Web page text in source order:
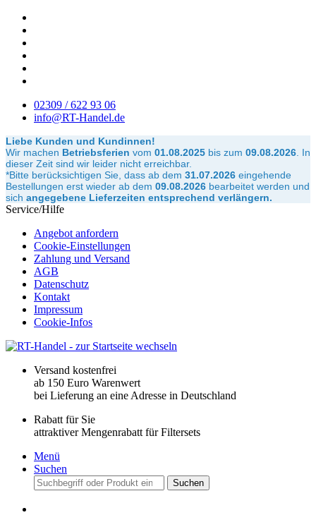
02309 / 622 93 06
info@RT-Handel.de
Liebe Kunden und Kundinnen!
Wir machen Betriebsferien vom 01.08.2025 bis zum 09.08.2026 In
dieser Zeit sind wir leider nicht erreichbar.
*Bitte berücksichtigen Sie, dass ab dem 31.07.2026 eingehende
Bestellungen erst wieder ab dem 09.08.2026 bearbeitet werden und
sich angegebene Lieferzeiten entsprechend verlängern.
Service/Hilfe
Angebot anfordern
Cookie-Einstellungen
Zahlung und Versand
AGB
Datenschutz
Kontakt
Impressum
Cookie-Infos
Versand kostenfrei
ab 150 Euro Warenwert
bei Lieferung an eine Adresse in Deutschland
Rabatt für Sie
attraktiver Mengenrabatt für Filtersets
Menü
Suchen
Suchen